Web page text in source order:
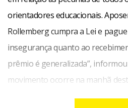
orientadores educacionais.
Rollemberg cumpra a Lei e
insegurança quanto ao
prêmio é generalizada”,
movimento ocorre na manhã
sede da pasta, na Asa Norte.